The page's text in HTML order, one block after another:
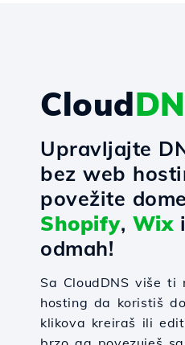
Cloud
Upravljajte
bez web
povežite
Shopify, Wix
odmah!
Sa CloudDNS više ti
hosting da koristiš
klikova kreiraš ili